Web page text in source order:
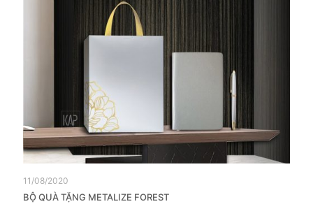
11/08/2020
BỘ QUÀ TẶNG METALIZE FOREST